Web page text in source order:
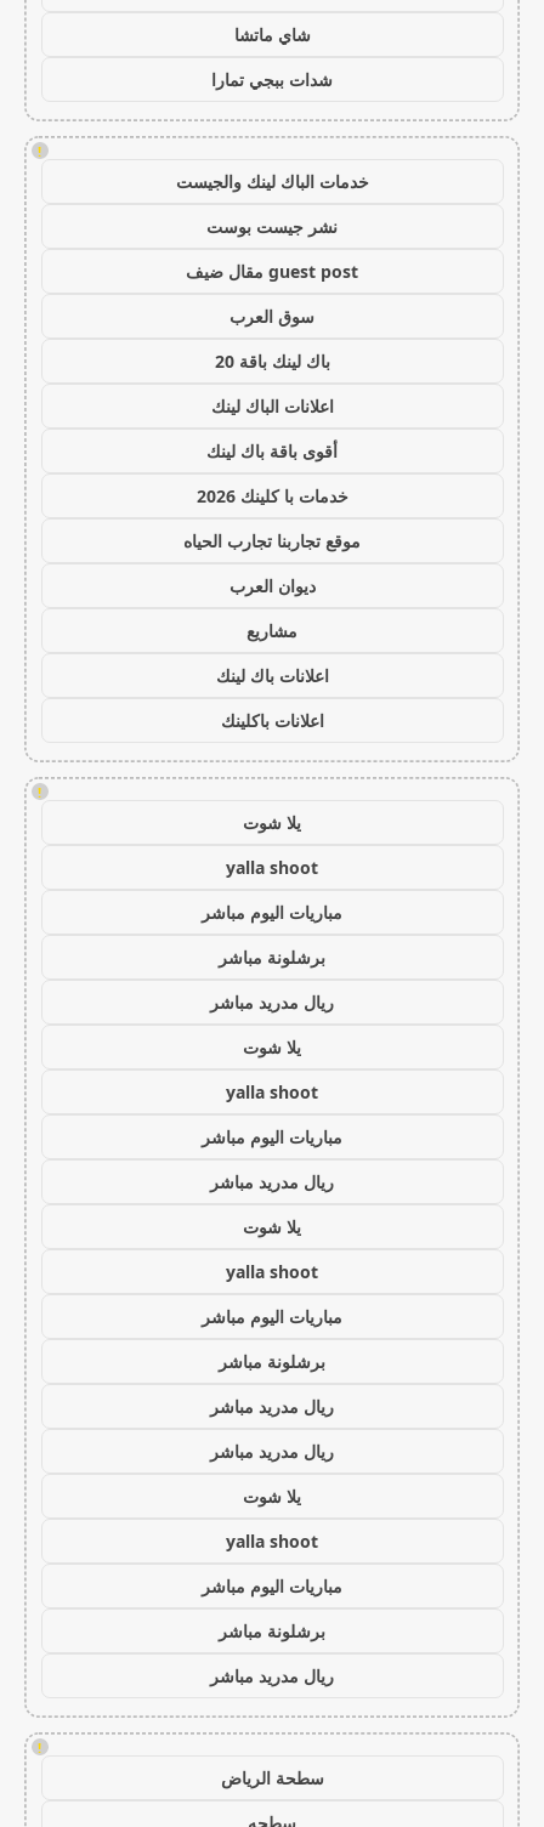
شاي ماتشا
شدات ببجي تمارا
!
خدمات الباك لينك والجيست
نشر جيست بوست
guest post مقال ضيف
سوق العرب
باك لينك باقة 20
اعلانات الباك لينك
أقوى باقة باك لينك
خدمات با كلينك 2026
موقع تجاربنا تجارب الحياه
ديوان العرب
مشاريع
اعلانات باك لينك
اعلانات باكلينك
!
يلا شوت
yalla shoot
مباريات اليوم مباشر
برشلونة مباشر
ريال مدريد مباشر
يلا شوت
yalla shoot
مباريات اليوم مباشر
ريال مدريد مباشر
يلا شوت
yalla shoot
مباريات اليوم مباشر
برشلونة مباشر
ريال مدريد مباشر
ريال مدريد مباشر
يلا شوت
yalla shoot
مباريات اليوم مباشر
برشلونة مباشر
ريال مدريد مباشر
!
سطحة الرياض